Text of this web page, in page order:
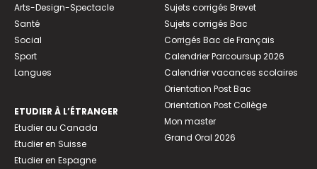
Arts-Design-Spectacle
Santé
Social
Sport
Langues
ETUDIER À L’ÉTRANGER
Etudier au Canada
Etudier en Suisse
Etudier en Espagne
Sujets corrigés Brevet
Sujets corrigés Bac
Corrigés Bac de Français
Calendrier Parcoursup 2026
Calendrier vacances scolaires
Orientation Post Bac
Orientation Post Collège
Mon master
Grand Oral 2026